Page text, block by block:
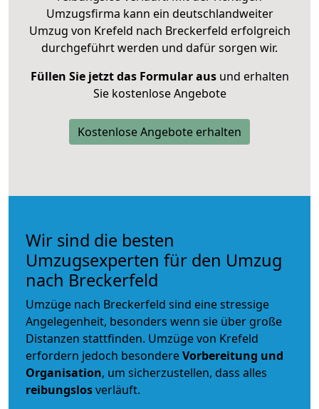
Umzugsfirma kann ein deutschlandweiter
Umzug von Krefeld nach Breckerfeld erfolgreich
durchgeführt werden und dafür sorgen wir.
Füllen Sie jetzt das Formular ausund erhalten
Sie kostenlose Angebote
Kostenlose Angebote erhalten
Wir sind die besten
Umzugsexperten für den Umzug
nach Breckerfeld
Umzüge nach Breckerfeld sind eine stressige
Angelegenheit, besonders wenn sie über große
Distanzen stattfinden. Umzüge von Krefeld
erfordern jedoch besondereVorbereitung und
Organisation, um sicherzustellen, dass alles
reibungslosverläuft.